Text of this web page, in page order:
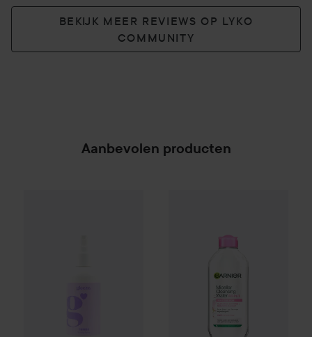
BEKIJK MEER REVIEWS OP LYKO
COMMUNITY
Aanbevolen producten